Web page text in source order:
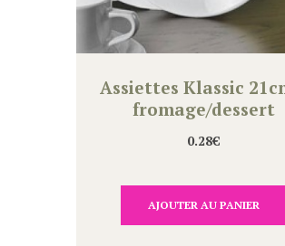
Assiettes Klassic
fromage/dessert
0.28€
AJOUTER AU PANIER